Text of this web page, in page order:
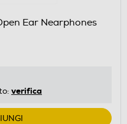
Ear Nearphones
verifica